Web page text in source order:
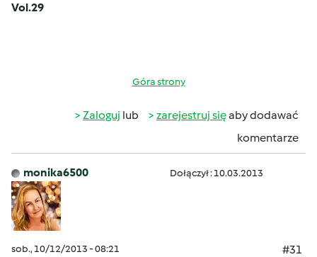
Vol.29
Góra strony
Zaloguj lub zarejestruj sięaby dodawać
komentarze
monika6500 Dołączył : 10.03.2013
sob., 10/12/2013 - 08:21
#31